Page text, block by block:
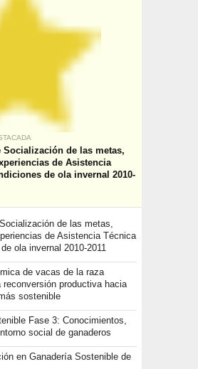
Socialización de las metas,
de Asistencia
de ola invernal 2010-
de las metas,
de Asistencia Técnica
ola invernal 2010-2011
de vacas de la raza
reconversión productiva hacia
sostenible
Fase 3: Conocimientos,
social de ganaderos
en Ganadería Sostenible de